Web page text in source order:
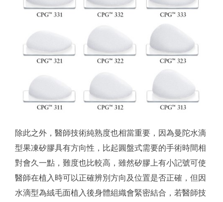
除此之外，醫師技術純熟度也相當重要，因為曼陀水滴
型果凍矽膠具有方向性，比起圓盤式需要的手術時間相
對會久一點，難度也比較高，雖然矽膠上有小記號可使
醫師在植入時可以正確辨別方向及位置是否正確，但因
水滴型為絨毛面植入後身體組織會緊密結合，若醫師技